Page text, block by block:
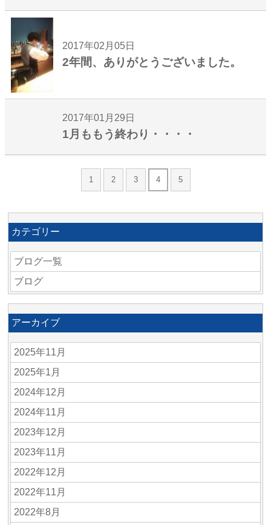
2017年02月05日
2年間、ありがとうございました。
2017年01月29日
1月ももう終わり・・・・
1 2 3 4 5
カテゴリー
ブログ一覧
ブログ
アーカイブ
2025年11月
2025年1月
2024年12月
2024年11月
2023年12月
2023年11月
2022年12月
2022年11月
2022年8月